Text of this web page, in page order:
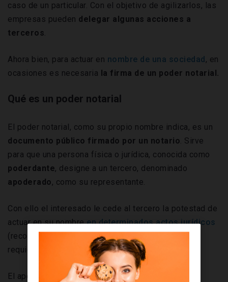
caso de un particular. Con el objetivo de agilizarlos, las
empresas pueden delegar algunas acciones a
terceros.
Ahora bien, para actuar en nombre de una sociedad , en
ocasiones es necesaria la firma de un poder notarial.
Qué es un poder notarial
El poder notarial, como su propio nombre indica, es un
documento público firmado por un notario. Sirve
para que una persona física o jurídica, conocida como
poderdante, designe a un tercero, denominado
apoderado, como su representante.
Con ello el interesado le cede al tercero la potestad de
actuar en su nombreen determinados actos jurídicos
(recordemos que cualquier trámite legal en España
requiere de presencia física).
El apoderado podrá, de esta forma, representar al